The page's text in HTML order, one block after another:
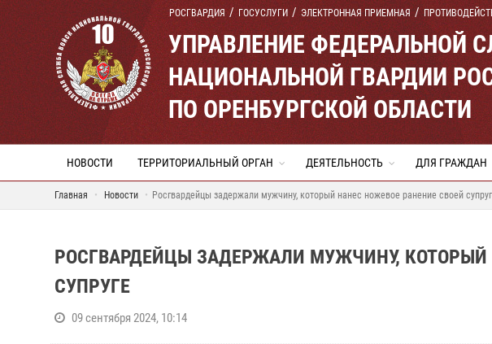
РОСГВАРДИЯ ГОСУСЛУГИ ЭЛЕКТРОННАЯ ПРИЕМНАЯ
УПРАВЛЕНИЕ ФЕДЕРАЛЬНОЙ
НАЦИОНАЛЬНОЙ ГВАРДИИ
ПО ОРЕНБУРГСКОЙ ОБЛАСТИ
НОВОСТИ ТЕРРИТОРИАЛЬНЫЙ ОРГАН ДЕЯТЕЛЬНОСТЬ ДЛЯ ГРАЖДАН
Главная Новости Росгвардейцы задержали мужчину, который нанес ножевое ранение своей
РОСГВАРДЕЙЦЫ ЗАДЕРЖАЛИ МУЖЧИНУ, КОТОРЫЙ
СУПРУГЕ
09 сентября 2024, 10:14